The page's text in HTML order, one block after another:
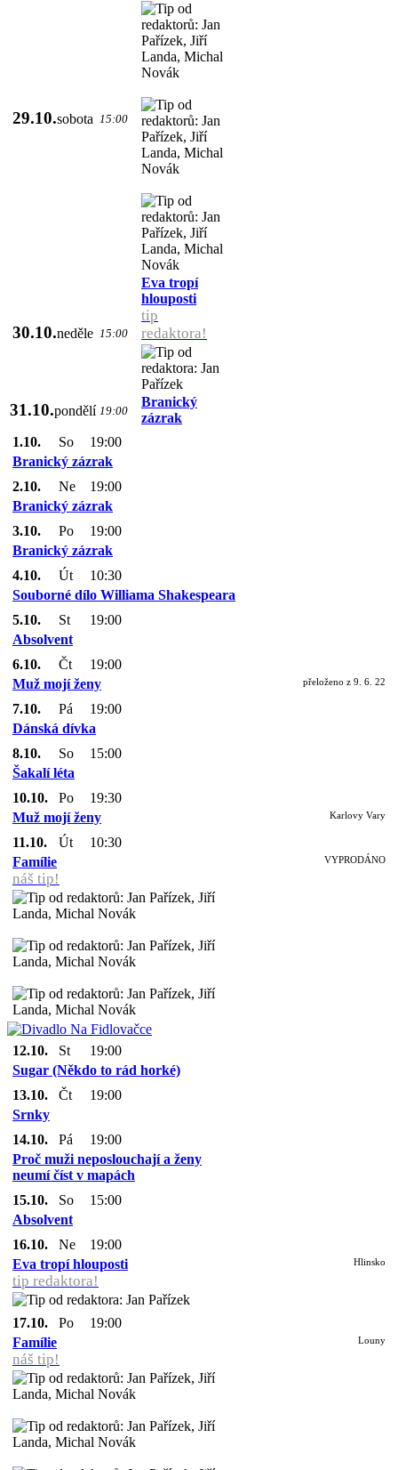
29.10.sobota 15:00
30.10.neděle 15:00
Eva tropí
hlouposti
tip
redaktora!
31.10.pondělí 19:00
Branický
zázrak
1.10.
So
19:00
Branický zázrak
2.10.
Ne
19:00
Branický zázrak
3.10.
Po
19:00
Branický zázrak
4.10.
Út
10:30
Souborné dílo Williama Shakespeara
5.10.
St
19:00
Absolvent
6.10.
Čt
19:00
Muž mojí ženy
přeloženo z 9. 6. 22
7.10. Pá
19:00
Dánská dívka
8.10.
So
15:00
Šakalí léta
10.10.
Po
19:30
Muž mojí ženy
Karlovy Vary
11.10. Út
10:30
Famílie
náš tip!
VYPRODÁNO
12.10. St
19:00
Sugar (Někdo to rád horké)
13.10.
Čt
19:00
Srnky
14.10.
Pá
19:00
Proč muži neposlouchají a ženy
neumí číst v mapách
15.10.
So
15:00
Absolvent
16.10.
Ne
19:00
Eva tropí hlouposti
tip redaktora!
Hlinsko
17.10. Po
19:00
Famílie
náš tip!
Louny